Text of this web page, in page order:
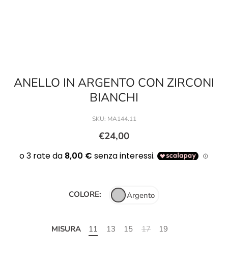
ANELLO IN ARGENTO CON ZIRCONI
BIANCHI
SKU: MA144.11
€24,00
COLORE: Argento
MISURA 11 13 15 17 19